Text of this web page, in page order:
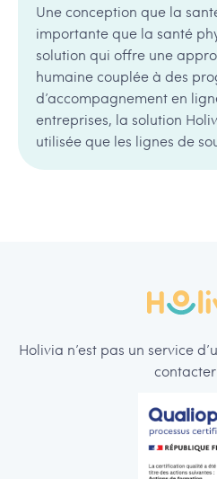
Une conception que la
importante que la santé
solution qui offre une
humaine couplée à des
d’accompagnement en
entreprises, la solution
utilisée que les lignes de
Holivia n’est pas un service
contacter